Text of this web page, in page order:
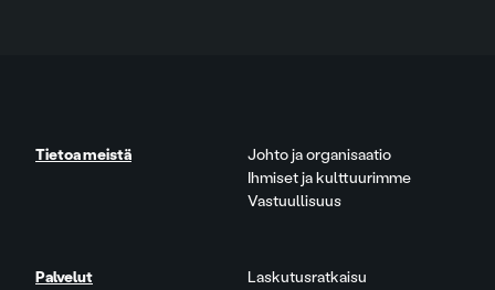
Tietoa meistä
Johto ja organisaatio
Ihmiset ja kulttuurimme
Vastuullisuus
Palvelut
Laskutusratkaisu